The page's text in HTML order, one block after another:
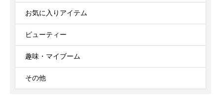
お気に入りアイテム
ビューティー
趣味・マイブーム
その他